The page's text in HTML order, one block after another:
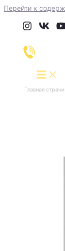
Перейти к
Главная